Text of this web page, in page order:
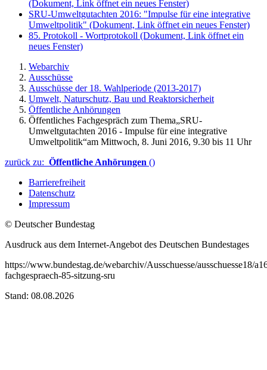
(Dokument, Link öffnet ein neues Fenster)
SRU-Umweltgutachten 2016: "Impulse für eine integrative
Umweltpolitik" (Dokument, Link öffnet ein neues Fenster)
85. Protokoll - Wortprotokoll (Dokument, Link öffnet ein
neues Fenster)
Webarchiv
Ausschüsse
Ausschüsse der 18. Wahlperiode (2013-2017)
Umwelt, Naturschutz, Bau und Reaktorsicherheit
Öffentliche Anhörungen
Öffentliches Fachgespräch zum Thema„SRU-
Umweltgutachten 2016 - Impulse für eine integrative
Umweltpolitik“am Mittwoch, 8. Juni 2016, 9.30 bis 11 Uhr
zurück zu: Öffentliche Anhörungen ()
Barrierefreiheit
Datenschutz
Impressum
© Deutscher Bundestag
Ausdruck aus dem Internet-Angebot des Deutschen Bundestages
https://www.bundestag.de/webarchiv/Ausschuesse/ausschuesse18/
fachgespraech-85-sitzung-sru
Stand: 08.08.2026